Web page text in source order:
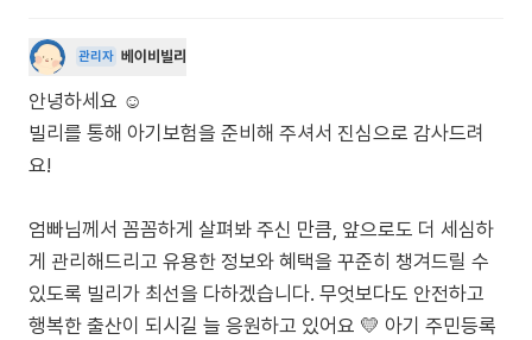
관리자 베이비빌리
안녕하세요 ☺️
빌리를 통해 아기보험을 준비해 주셔서 진심으로 감사드려
요!
엄빠님께서 꼼꼼하게 살펴봐 주신 만큼, 앞으로도 더 세심하
게 관리해드리고 유용한 정보와 혜택을 꾸준히 챙겨드릴 수
있도록 빌리가 최선을 다하겠습니다. 무엇보다도 안전하고
행복한 출산이 되시길 늘 응원하고 있어요 💛 아기 주민등록